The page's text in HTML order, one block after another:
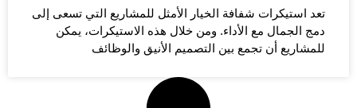
تعد استيكرات شفافة الخيار الأمثل للمشاريع التي تسعى إلى
دمج الجمال مع الأداء. ومن خلال هذه الاستيكرات، يمكن
للمشاريع أن تجمع بين التصميم الأنيق والوظائف